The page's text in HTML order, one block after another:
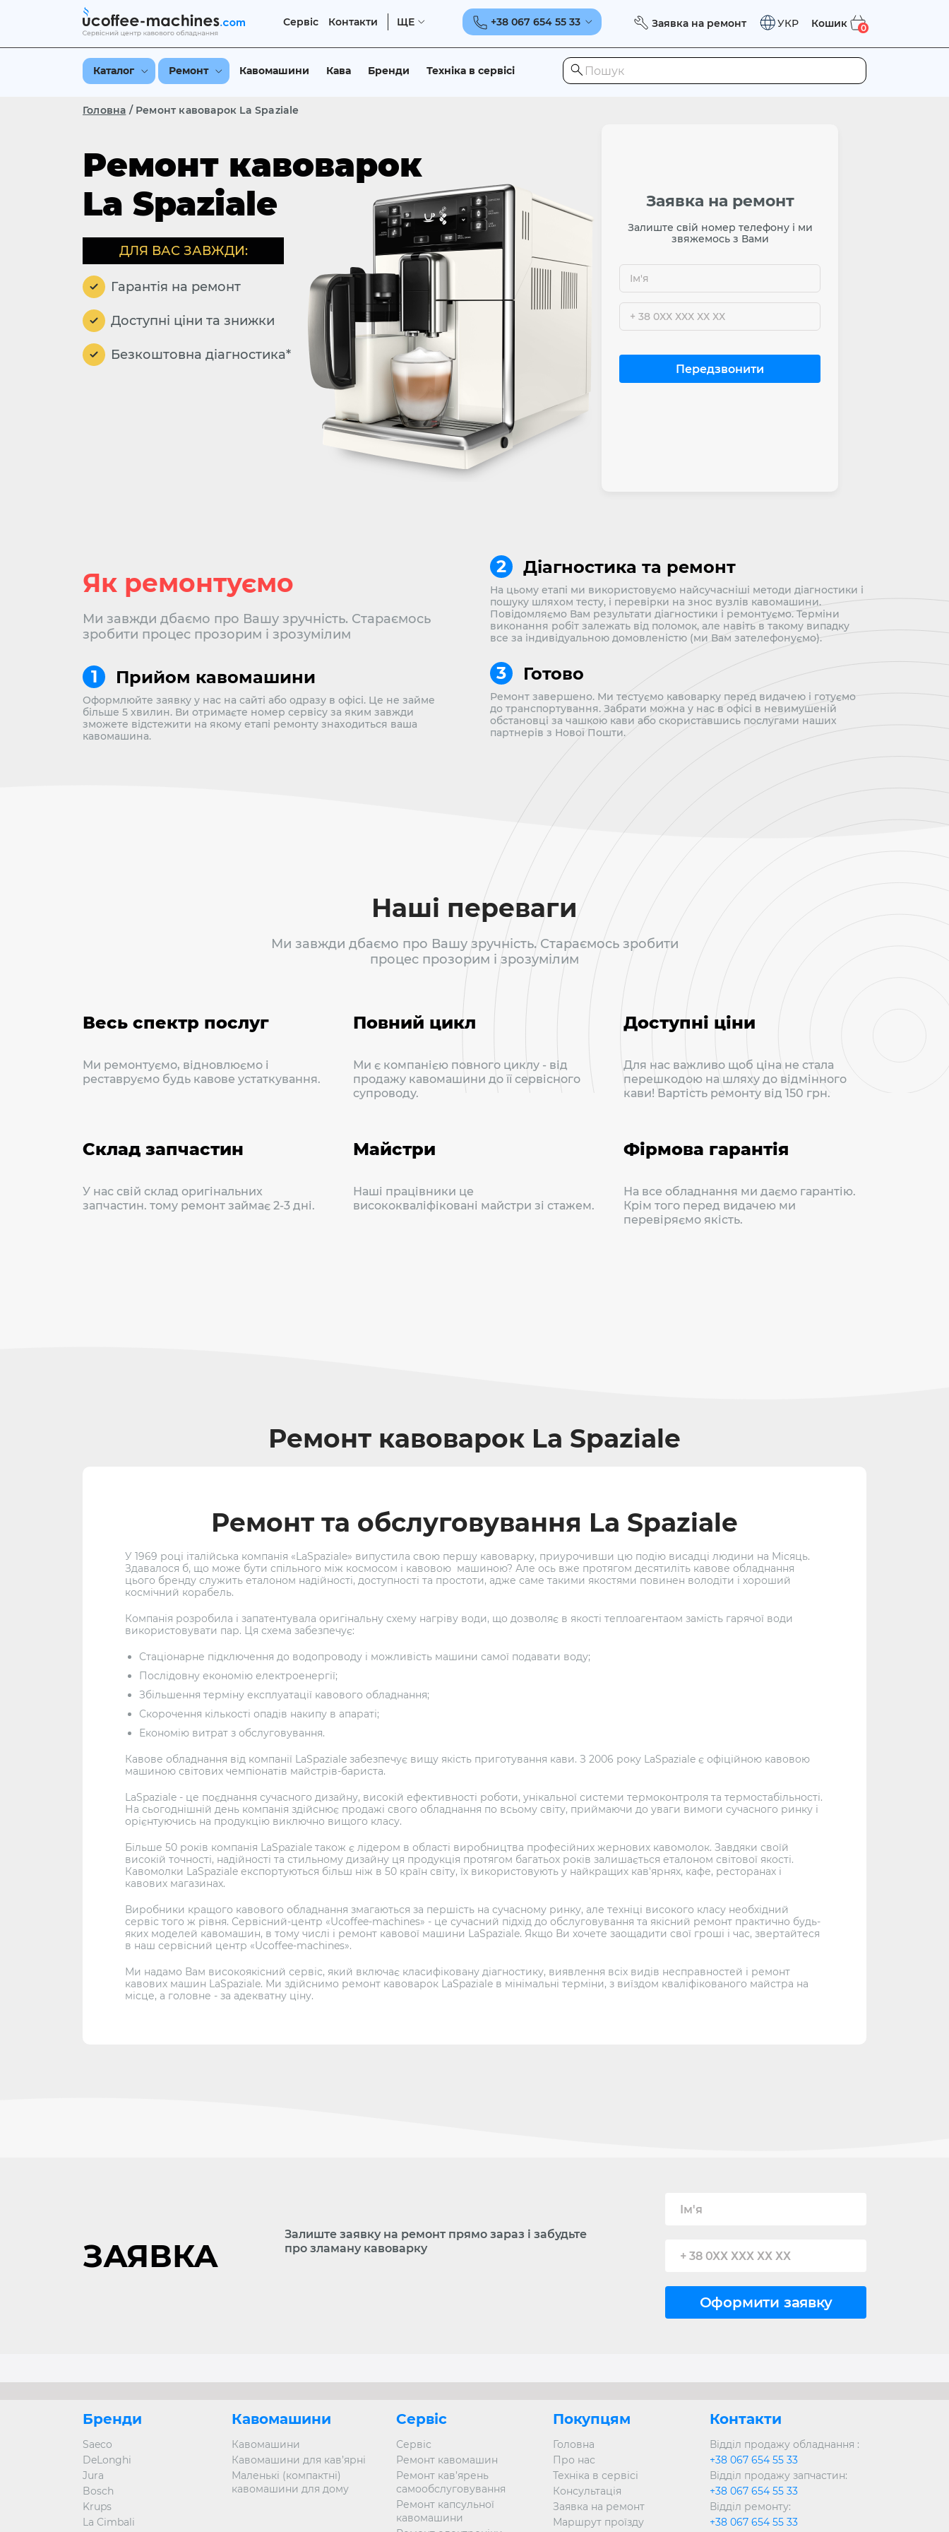
Сервіс Контакти ЩЕ +38 067 654 55 33 Заявка на ремонт УКР Кошик 0
Каталог Ремонт Кавомашини Кава Бренди Техніка в сервісі
Головна / Ремонт кавоварок La Spaziale
Ремонт кавоварок
La Spaziale
ДЛЯ ВАС ЗАВЖДИ:
Гарантія на ремонт
Доступні ціни та знижки
Безкоштовна діагностика*
Заявка на ремонт
Залиште свій номер телефону і ми
звяжемось з Вами
Як ремонтуємо
Ми завжди дбаємо про Вашу зручність. Стараємось
зробити процес прозорим і зрозумілим
Прийом кавомашини
Оформлюйте заявку у нас на сайті або одразу в офісі. Це не займе
більше 5 хвилин. Ви отримаєте номер сервісу за яким завжди
зможете відстежити на якому етапі ремонту знаходиться ваша
кавомашина.
Діагностика та ремонт
На цьому етапі ми використовуємо найсучасніші методи діагностики і
пошуку шляхом тесту, і перевірки на знос вузлів кавомашини.
Повідомляємо Вам результати діагностики і ремонтуємо. Терміни
виконання робіт залежать від поломок, але навіть в такому випадку
все за індивідуальною домовленістю (ми Вам зателефонуємо).
Готово
Ремонт завершено. Ми тестуємо кавоварку перед видачею і готуємо
до транспортування. Забрати можна у нас в офісі в невимушеній
обстановці за чашкою кави або скориставшись послугами наших
партнерів з Нової Пошти.
Наші переваги
Ми завжди дбаємо про Вашу зручність. Стараємось зробити
процес прозорим і зрозумілим
Весь спектр послуг
Ми ремонтуємо, відновлюємо і
реставруємо будь кавове устаткування.
Повний цикл
Ми є компанією повного циклу - від
продажу кавомашини до її сервісного
супроводу.
Доступні ціни
Для нас важливо щоб ціна не стала
перешкодою на шляху до відмінного
кави! Вартість ремонту від 150 грн.
Склад запчастин
У нас свій склад оригінальних
запчастин. тому ремонт займає 2-3 дні.
Майстри
Наші працівники це
висококваліфіковані майстри зі стажем.
Фірмова гарантія
На все обладнання ми даємо гарантію.
Крім того перед видачею ми
перевіряємо якість.
Ремонт кавоварок La Spaziale
Ремонт та обслуговування La Spaziale
У 1969 році італійська компанія «LaSpaziale» випустила свою першу кавоварку, приурочивши цю подію висадці людини на Місяць.
Здавалося б, що може бути спільного між космосом і кавовою машиною? Але ось вже протягом десятиліть кавове обладнання
цього бренду служить еталоном надійності, доступності та простоти, адже саме такими якостями повинен володіти і хороший
космічний корабель.
Компанія розробила і запатентувала оригінальну схему нагріву води, що дозволяє в якості теплоагентаом замість гарячої води
використовувати пар. Ця схема забезпечує:
Стаціонарне підключення до водопроводу і можливість машини самої подавати воду;
Послідовну економію електроенергії;
Збільшення терміну експлуатації кавового обладнання;
Скорочення кількості опадів накипу в апараті;
Економію витрат з обслуговування.
Кавове обладнання від компанії LaSpaziale забезпечує вищу якість приготування кави. З 2006 року LaSpaziale є офіційною кавовою
машиною світових чемпіонатів майстрів-бариста.
LaSpaziale - це поєднання сучасного дизайну, високій ефективності роботи, унікальної системи термоконтроля та термостабільності.
На сьогоднішній день компанія здійснює продажі свого обладнання по всьому світу, приймаючи до уваги вимоги сучасного ринку і
орієнтуючись на продукцію виключно вищого класу.
Більше 50 років компанія LaSpaziale також є лідером в області виробництва професійних жернових кавомолок. Завдяки своїй
високій точності, надійності та стильному дизайну ця продукція протягом багатьох років залишається еталоном світової якості.
Кавомолки LaSpaziale експортуються більш ніж в 50 країн світу, їх використовують у найкращих кав'ярнях, кафе, ресторанах і
кавових магазинах.
Виробники кращого кавового обладнання змагаються за першість на сучасному ринку, але техніці високого класу необхідний
сервіс того ж рівня. Сервісний-центр «Ucoffee-machines» - це сучасний підхід до обслуговування та якісний ремонт практично будь-
яких моделей кавомашин, в тому числі і ремонт кавової машини LaSpaziale. Якщо Ви хочете заощадити свої гроші і час, звертайтеся
в наш сервісний центр «Ucoffee-machines».
Ми надамо Вам високоякісний сервіс, який включає класифіковану діагностику, виявлення всіх видів несправностей і ремонт
кавових машин LaSpaziale. Ми здійснимо ремонт кавоварок LaSpaziale в мінімальні терміни, з виїздом кваліфікованого майстра на
місце, а головне - за адекватну ціну.
ЗАЯВКА
Залиште заявку на ремонт прямо зараз і забудьте
про зламану кавоварку
Контакти
Відділ продажу обладнання :
+38 067 654 55 33
Відділ продажу запчастин:
+38 067 654 55 33
Відділ ремонту:
+38 067 654 55 33
Покупцям
Головна
Про нас
Техніка в сервісі
Консультація
Заявка на ремонт
Маршрут проїзду
Сервіс
Сервіс
Ремонт кавомашин
Ремонт кав’ярень
самообслуговування
Ремонт капсульної
кавомашини
Бренди
Saeco
DeLonghi
Jura
Bosch
Krups
La Cimbali
Кавомашини
Кавомашини
Кавомашини для кав’ярні
Маленькі (компактні)
кавомашини для дому